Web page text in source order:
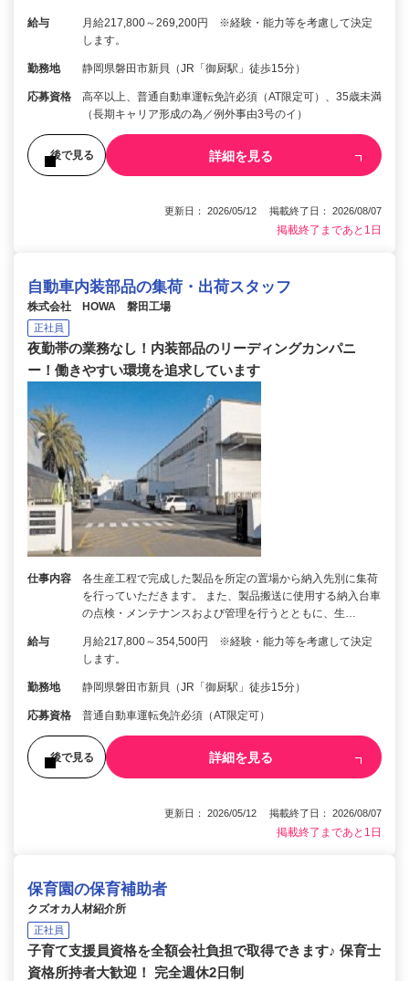
給与
月給217,800～269,200円 ※経験・能力等を考慮して決定
します。
勤務地 静岡県磐田市新貝（JR「御厨駅」徒歩15分）
応募資格
高卒以上、普通自動車運転免許必須（AT限定可）、35歳未満
（長期キャリア形成の為／例外事由3号のイ）
後で見る 詳細を見る
更新日： 2026/05/12 掲載終了日： 2026/08/07
掲載終了まであと1日
自動車内装部品の集荷・出荷スタッフ
株式会社 HOWA 磐田工場
正社員
夜勤帯の業務なし！内装部品のリーディングカンパニ
ー！働きやすい環境を追求しています
仕事内容
各生産工程で完成した製品を所定の置場から納入先別に集荷
を行っていただきます。 また、製品搬送に使用する納入台車
の点検・メンテナンスおよび管理を行うとともに、生…
給与
月給217,800～354,500円 ※経験・能力等を考慮して決定
します。
勤務地 静岡県磐田市新貝（JR「御厨駅」徒歩15分）
応募資格 普通自動車運転免許必須（AT限定可）
後で見る 詳細を見る
更新日： 2026/05/12 掲載終了日： 2026/08/07
掲載終了まであと1日
保育園の保育補助者
クズオカ人材紹介所
正社員
子育て支援員資格を全額会社負担で取得できます♪ 保育士
資格所持者大歓迎！ 完全週休2日制